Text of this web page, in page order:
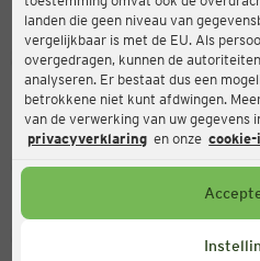
landen die geen niveau van
vergelijkbaar is met de EU. Als
overgedragen, kunnen de
analyseren. Er bestaat dus een
betrokkene niet kunt afdwingen.
van de verwerking van uw gegevens
privacyverklaring en onze
Ernsting's family
Oberer Flözerweg 16
Gesloten
Servicenummer